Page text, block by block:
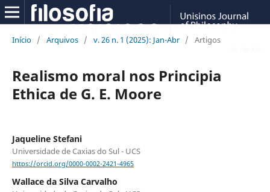
Início / Arquivos / v. 26 n. 1 (2025): Jan-Abr / Artigos
Realismo moral nos Principia
Ethica de G. E. Moore
Jaqueline Stefani
Universidade de Caxias do Sul - UCS
https://orcid.org/0000-0002-2421-4965
Wallace da Silva Carvalho